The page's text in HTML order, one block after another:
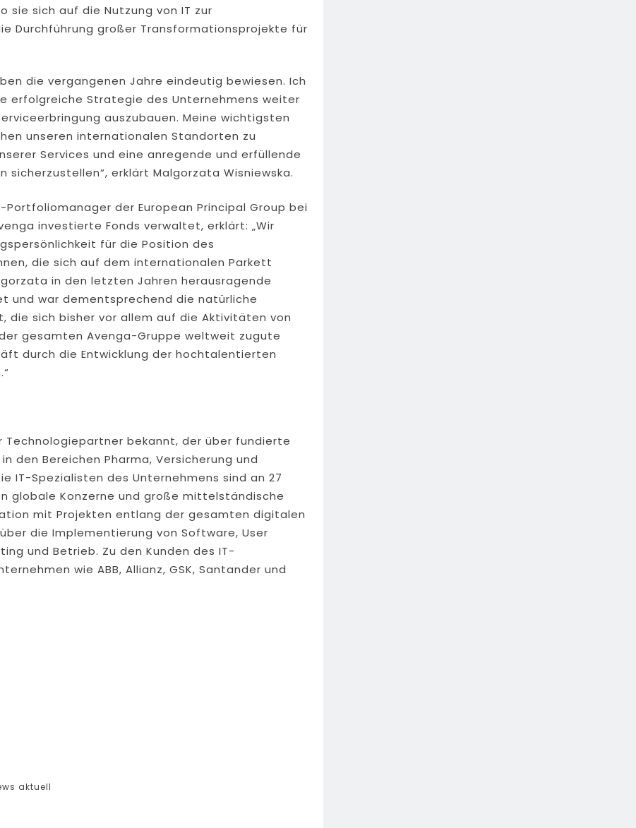
sie sich auf die Nutzung von IT zur
Durchführung großer Transformationsprojekte für
die vergangenen Jahre eindeutig bewiesen. Ich
erfolgreiche Strategie des Unternehmens weiter
auszubauen. Meine wichtigsten
unseren internationalen Standorten zu
Services und eine anregende und erfüllende
erklärt Malgorzata Wisniewska.
der European Principal Group bei
investierte Fonds verwaltet, erklärt: „Wir
für die Position des
die sich auf dem internationalen Parkett
in den letzten Jahren herausragende
und war dementsprechend die natürliche
die sich bisher vor allem auf die Aktivitäten von
gesamten Avenga-Gruppe weltweit zugute
durch die Entwicklung der hochtalentierten
bekannt, der über fundierte
den Bereichen Pharma, Versicherung und
IT-Spezialisten des Unternehmens sind an 27
Konzerne und große mittelständische
mit Projekten entlang der gesamten digitalen
die Implementierung von Software, User
und Betrieb. Zu den Kunden des IT-
wie ABB, Allianz, GSK, Santander und
aktuell